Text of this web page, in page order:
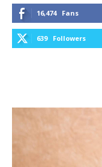
16,474 Fans
639 Followers